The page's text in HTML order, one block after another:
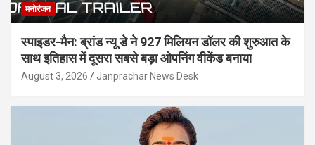
मनोरंजन
स्पाइडर-मैन: ब्रांड न्यू डे ने 927 मिलियन डॉलर की शुरुआत के
साथ इतिहास में दूसरा सबसे बड़ा ओपनिंग वीकेंड बनाया
August 3, 2026 Janprachar News Desk